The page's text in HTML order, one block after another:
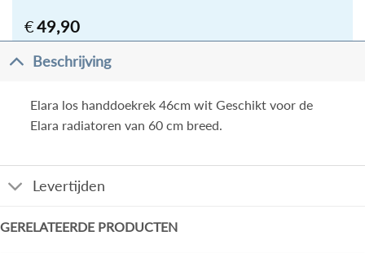
€49,90
Beschrijving
Elara los handdoekrek 46cm wit Geschikt voor de
Elara radiatoren van 60 cm breed.
Levertijden
GERELATEERDE PRODUCTEN